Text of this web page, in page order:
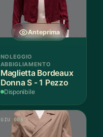
Anteprima
NOLEGGIO
ABBIGLIAMENTO
Maglietta Bordeaux
Donna S - 1 Pezzo
Disponibile
GIU 008